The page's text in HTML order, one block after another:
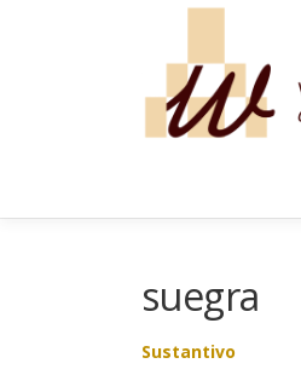
suegra
Sustantivo